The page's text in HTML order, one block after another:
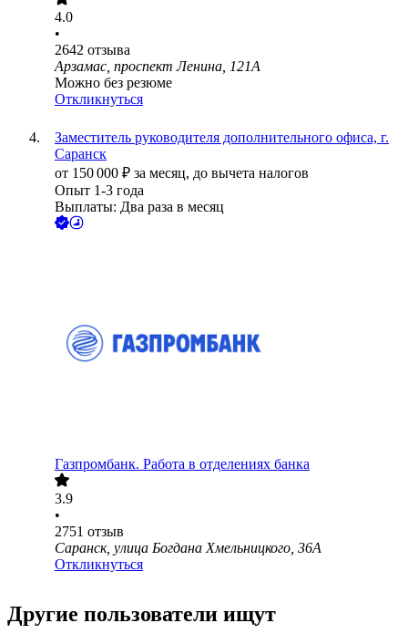
4.0
•
2642 отзыва
Арзамас, проспект Ленина, 121А
Можно без резюме
Откликнуться
Заместитель руководителя дополнительного офиса, г.
Саранск
от 150 000 ₽ за месяц, до вычета налогов
Опыт 1-3 года
Выплаты: Два раза в месяц
Газпромбанк. Работа в отделениях банка
3.9
•
2751 отзыв
Саранск, улица Богдана Хмельницкого, 36А
Откликнуться
Другие пользователи ищут